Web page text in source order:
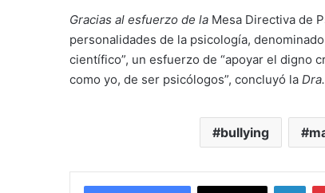
Gracias al esfuerzo de la Mesa Directiva de
personalidades de la psicología,
científico”, un esfuerzo de “apoyar el digno
como yo, de ser psicólogos”, concluyó la Dra.
bullying